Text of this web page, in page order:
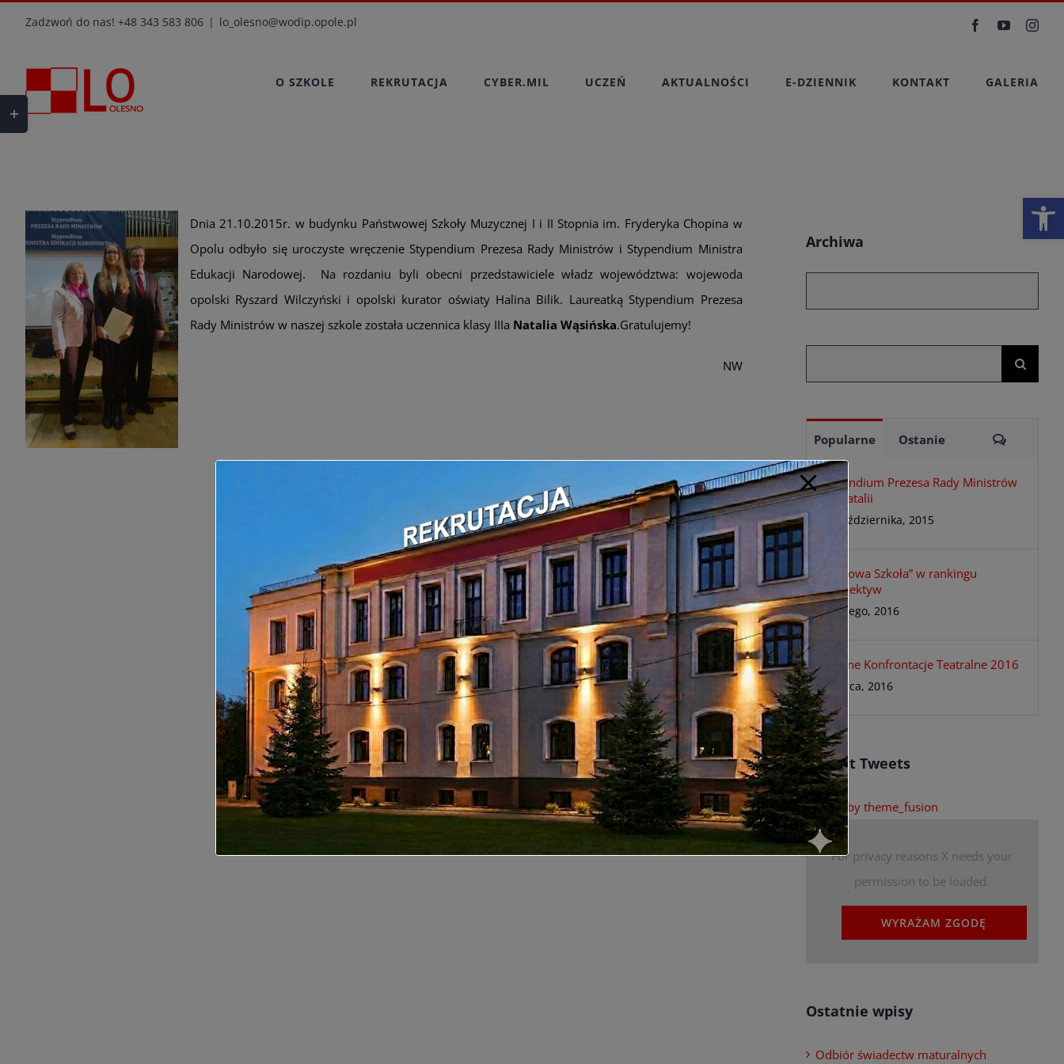
Zadzwoń do nas! +48 343 583 806 | lo_olesno@wodip.opole.pl FacebookYouTube
O SZKOLE REKRUTACJA CYBER.MIL UCZEŃ AKTUALNOŚCI E-DZIENNIK KONTAKT GALERIA
Dnia 21.10.2015r. w budynku Państwowej Szkoły Muzycznej I i II Stopnia im. Fryderyka Chopina w
Opolu odbyło się uroczyste wręczenie Stypendium Prezesa Rady Ministrów i Stypendium Ministra
Edukacji Narodowej. Na rozdaniu byli obecni przedstawiciele władz województwa: wojewoda
opolski Ryszard Wilczyński i opolski kurator oświaty Halina Bilik. Laureatką Stypendium Prezesa
Rady Ministrów w naszej szkole została uczennica klasy IIIa Natalia Wąsińska.Gratulujemy!
NW
Archiwa
Popularne Ostanie
Stypendium Prezesa Rady Ministrów
dla Natalii
23 października, 2015
„Brązowa Szkoła” w rankingu
Perspektyw
18 lutego, 2016
Szkolne Konfrontacje Teatralne 2016
1 marca, 2016
Recent Tweets
Tweets by theme_fusion
For privacy reasons X needs your
permission to be loaded.
WYRAŻAM ZGODĘ
Ostatnie wpisy
Odbiór świadectw maturalnych
Toggle
Sliding